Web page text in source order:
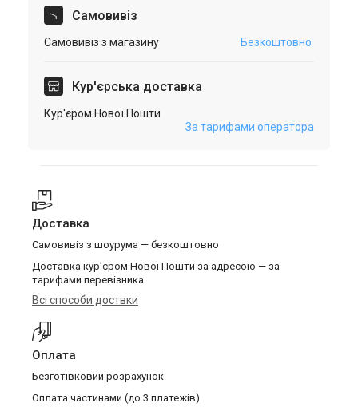
Самовивіз
Самовивіз з магазину Безкоштовно
Кур'єрська доставка
Кур'єром Нової Пошти
За тарифами оператора
Доставка
Самовивіз з шоурума — безкоштовно
Доставка кур'єром Нової Пошти за адресою — за
тарифами перевізника
Всі способи доствки
Оплата
Безготівковий розрахунок
Оплата частинами (до 3 платежів)